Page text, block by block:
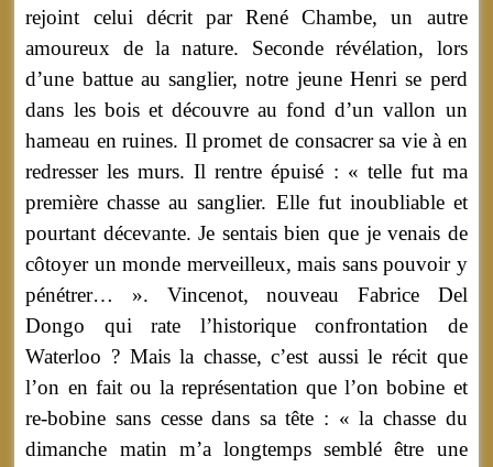
rejoint celui décrit par René Chambe, un autre
amoureux de la nature. Seconde révélation, lors
d’une battue au sanglier, notre jeune Henri se perd
dans les bois et découvre au fond d’un vallon un
hameau en ruines. Il promet de consacrer sa vie à en
redresser les murs. Il rentre épuisé : « telle fut ma
première chasse au sanglier. Elle fut inoubliable et
pourtant décevante. Je sentais bien que je venais de
côtoyer un monde merveilleux, mais sans pouvoir y
pénétrer… ». Vincenot, nouveau Fabrice Del
Dongo qui rate l’historique confrontation de
Waterloo ? Mais la chasse, c’est aussi le récit que
l’on en fait ou la représentation que l’on bobine et
re-bobine sans cesse dans sa tête : « la chasse du
dimanche matin m’a longtemps semblé être une